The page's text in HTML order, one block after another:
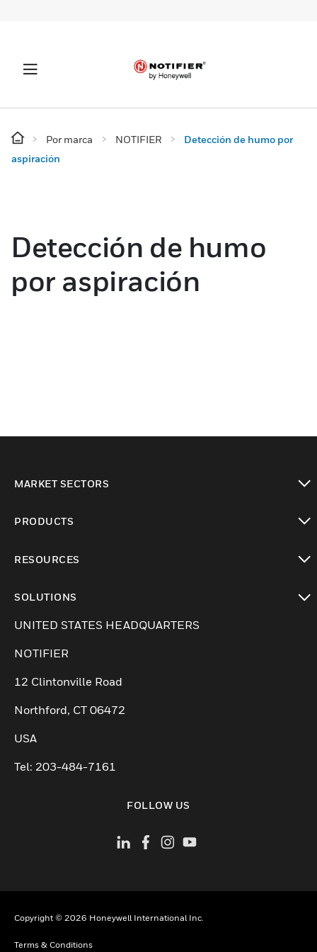
Por marca NOTIFIER
Detección de humo por
aspiración
Detección de humo
por aspiración
MARKET SECTORS
PRODUCTS
RESOURCES
SOLUTIONS
Cambiar vista
UNITED STATES HEADQUARTERS
NOTIFIER
12 Clintonville Road
Northford, CT 06472
USA
Tel: 203-484-7161
FOLLOW US
Copyright © 2026 Honeywell International Inc.
Terms & Conditions